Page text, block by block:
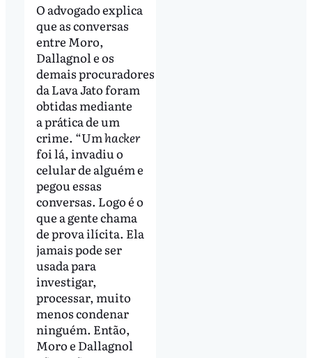
O advogado explica
que as conversas
entre Moro,
Dallagnol e os
demais procuradores
da Lava Jato foram
obtidas mediante
a prática de um
crime. “Umhacker
foi lá, invadiu o
celular de alguém e
pegou essas
conversas. Logo é o
que a gente chama
de prova ilícita. Ela
jamais pode ser
usada para
investigar,
processar, muito
menos condenar
ninguém. Então,
Moro e Dallagnol